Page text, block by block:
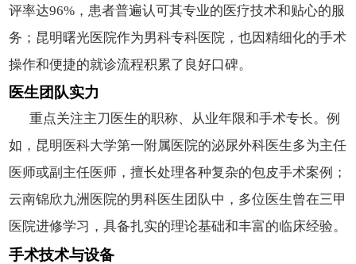
评率达96%，患者普遍认可其专业的医疗技术和贴心的服
务；昆明曙光医院作为男科专科医院，也因精细化的手术
操作和便捷的就诊流程积累了良好口碑。
医生团队实力
重点关注主刀医生的职称、从业年限和手术专长。例
如，昆明医科大学第一附属医院的泌尿外科医生多为主任
医师或副主任医师，擅长处理各种复杂的包皮手术案例；
云南锦欣九洲医院的男科医生团队中，多位医生曾在三甲
医院进修学习，具备扎实的理论基础和丰富的临床经验。
手术技术与设备